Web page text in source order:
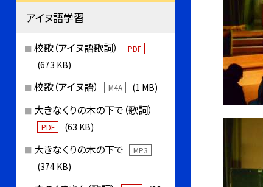
アイヌ語学習
校歌（アイヌ語歌詞） PDF
(673 KB)
校歌（アイヌ語） M4A (1 MB)
大きなくりの木の下で（歌詞）
PDF (63 KB)
大きなくりの木の下で MP3
(374 KB)